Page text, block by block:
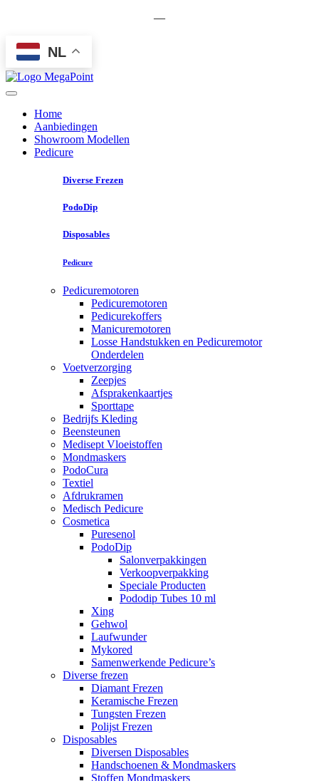
—
NL
Home
Aanbiedingen
Showroom Modellen
Pedicure
Diverse Frezen
PodoDip
Disposables
Pedicure
Pedicuremotoren
Pedicuremotoren
Pedicurekoffers
Manicuremotoren
Losse Handstukken en Pedicuremotor
Onderdelen
Voetverzorging
Zeepjes
Afsprakenkaartjes
Sporttape
Bedrijfs Kleding
Beensteunen
Medisept Vloeistoffen
Mondmaskers
PodoCura
Textiel
Afdrukramen
Medisch Pedicure
Cosmetica
Puresenol
PodoDip
Salonverpakkingen
Verkoopverpakking
Speciale Producten
Pododip Tubes 10 ml
Xing
Gehwol
Laufwunder
Mykored
Samenwerkende Pedicure’s
Diverse frezen
Diamant Frezen
Keramische Frezen
Tungsten Frezen
Polijst Frezen
Disposables
Diversen Disposables
Handschoenen & Mondmaskers
Stoffen Mondmaskers